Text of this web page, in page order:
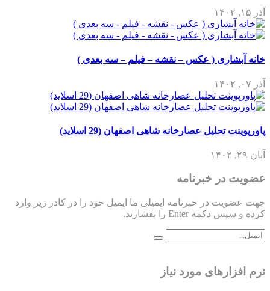
آذر ۱۵, ۱۴۰۲
خانه آبشاری ( عکس – نقشه – فیلم – سه بعدی )
آذر ۰۷, ۱۴۰۲
پاورپوینت تحلیل عصارخانه شاهی اصفهان (29 اسلاید)
آبان ۲۹, ۱۴۰۲
عضویت در خبرنامه
جهت عضویت در خبرنامه ایمیلی ما ایمیل خود را در کادر زیر وارد
کرده و سپس دکمه Enter را بفشارید.
نرم افزارهای مورد نیاز